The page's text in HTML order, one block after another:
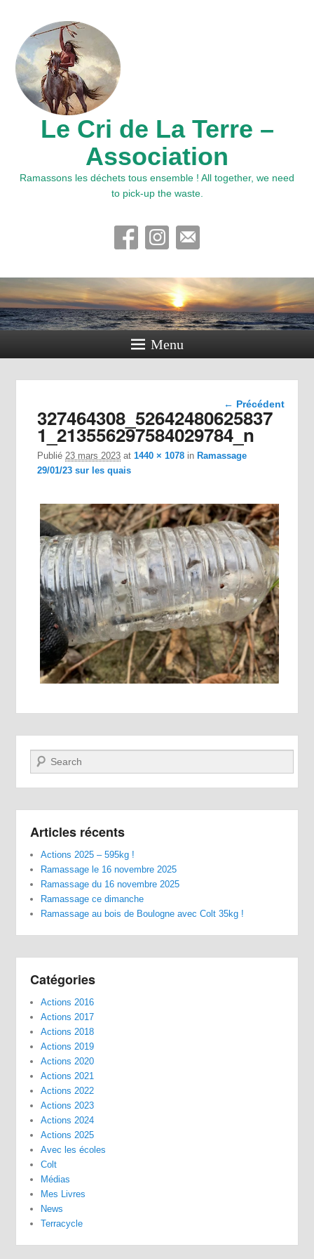
Le Cri de La Terre –
Association
Ramassons les déchets tous ensemble ! All together, we need
to pick-up the waste.
Menu
Navigation
dans les
images
← Précédent
327464308_52642480625837
1_213556297584029784_n
Publié23 mars 2023 at1440 × 1078 in Ramassage
29/01/23 sur les quais
Recherche
Articles récents
Actions 2025 – 595kg !
Ramassage le 16 novembre 2025
Ramassage du 16 novembre 2025
Ramassage ce dimanche
Ramassage au bois de Boulogne avec Colt 35kg !
Catégories
Actions 2016
Actions 2017
Actions 2018
Actions 2019
Actions 2020
Actions 2021
Actions 2022
Actions 2023
Actions 2024
Actions 2025
Avec les écoles
Colt
Médias
Mes Livres
News
Terracycle